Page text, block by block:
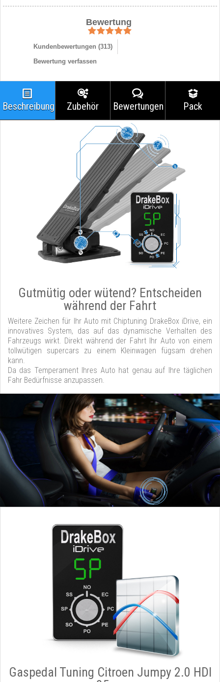
Bewertung
Kundenbewertungen (313)
Bewertung verfassen
Beschreibung Zubehör Bewertungen Pack
Gutmütig oder wütend? Entscheiden
während der Fahrt
Weitere Zeichen für Ihr Auto mit Chiptuning DrakeBox iDrive, ein
innovatives System, das auf das dynamische Verhalten des
Fahrzeugs wirkt. Direkt während der Fahrt Ihr Auto von einem
tollwütigen supercars zu einem Kleinwagen fügsam drehen
kann.
Da das Temperament Ihres Auto hat genau auf Ihre täglichen
Fahr Bedürfnisse anzupassen.
Gaspedal Tuning Citroen Jumpy 2.0 HDI